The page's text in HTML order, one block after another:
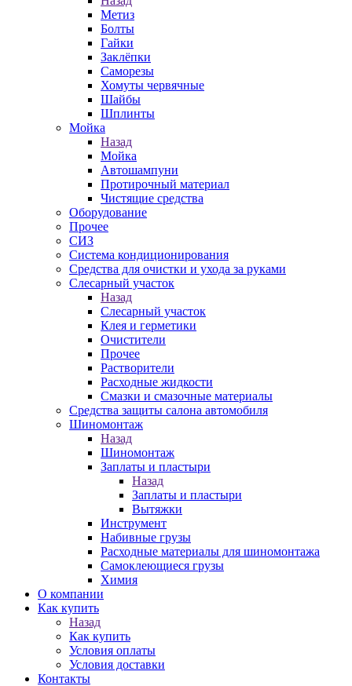
Метиз
Болты
Гайки
Заклёпки
Саморезы
Хомуты червячные
Шайбы
Шплинты
Мойка
Назад
Мойка
Автошампуни
Протирочный материал
Чистящие средства
Оборудование
Прочее
СИЗ
Система кондиционирования
Средства для очистки и ухода за руками
Слесарный участок
Назад
Слесарный участок
Клея и герметики
Очистители
Прочее
Растворители
Расходные жидкости
Смазки и смазочные материалы
Средства защиты салона автомобиля
Шиномонтаж
Назад
Шиномонтаж
Заплаты и пластыри
Назад
Заплаты и пластыри
Вытяжки
Инструмент
Набивные грузы
Расходные материалы для шиномонтажа
Самоклеющиеся грузы
Химия
О компании
Как купить
Назад
Как купить
Условия оплаты
Условия доставки
Контакты